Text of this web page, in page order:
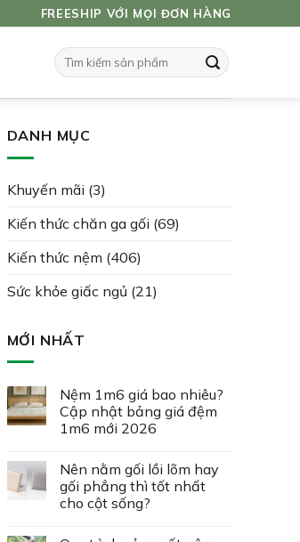
FREESHIP VỚI MỌI ĐƠN HÀNG
Tìm
kiếm:
DANH MỤC
Khuyến mãi (3)
Kiến thức chăn ga gối (69)
Kiến thức nệm (406)
Sức khỏe giấc ngủ (21)
MỚI NHẤT
Nệm 1m6 giá bao nhiêu?
Cập nhật bảng giá đệm
1m6 mới 2026
Nên nằm gối lồi lõm hay
gối phẳng thì tốt nhất
cho cột sống?